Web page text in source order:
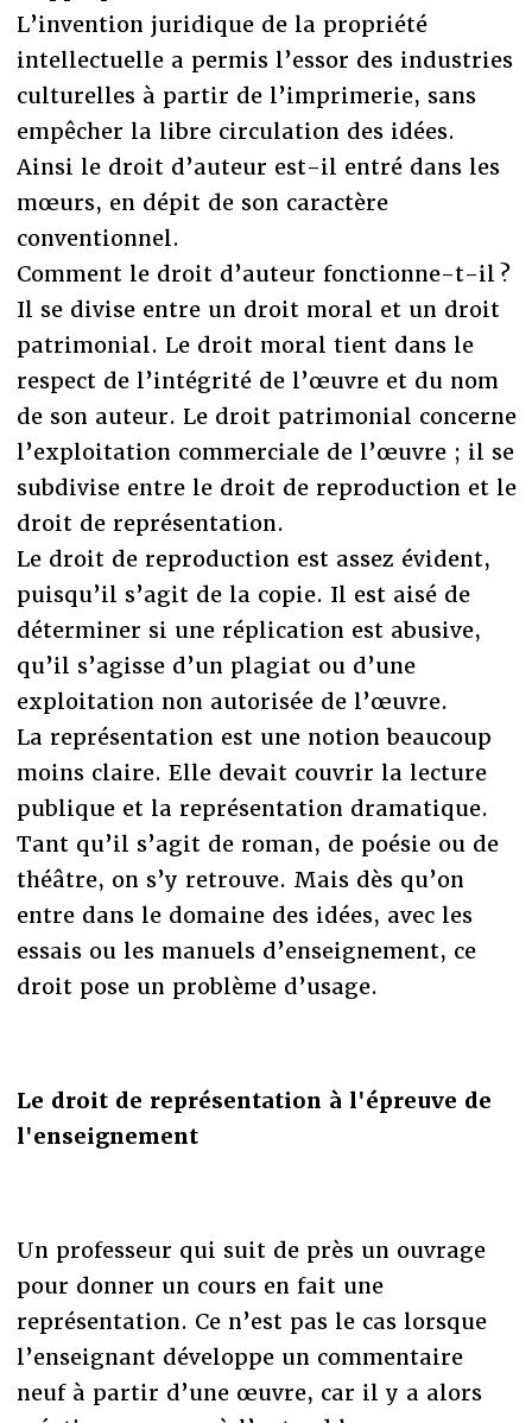
L’invention juridique de la propriété
intellectuelle a permis l’essor des industries
culturelles à partir de l’imprimerie, sans
empêcher la libre circulation des idées.
Ainsi le droit d’auteur est-il entré dans les
mœurs, en dépit de son caractère
conventionnel.
Comment le droit d’auteur fonctionne-t-il ?
Il se divise entre un droit moral et un droit
patrimonial. Le droit moral tient dans le
respect de l’intégrité de l’œuvre et du nom
de son auteur. Le droit patrimonial concerne
l’exploitation commerciale de l’œuvre ; il se
subdivise entre le droit de reproduction et le
droit de représentation.
Le droit de reproduction est assez évident,
puisqu’il s’agit de la copie. Il est aisé de
déterminer si une réplication est abusive,
qu’il s’agisse d’un plagiat ou d’une
exploitation non autorisée de l’œuvre.
La représentation est une notion beaucoup
moins claire. Elle devait couvrir la lecture
publique et la représentation dramatique.
Tant qu’il s’agit de roman, de poésie ou de
théâtre, on s’y retrouve. Mais dès qu’on
entre dans le domaine des idées, avec les
essais ou les manuels d’enseignement, ce
droit pose un problème d’usage.
Le droit de représentation à l'épreuve de
l'enseignement
Un professeur qui suit de près un ouvrage
pour donner un cours en fait une
représentation. Ce n’est pas le cas lorsque
l’enseignant développe un commentaire
neuf à partir d’une œuvre, car il y a alors